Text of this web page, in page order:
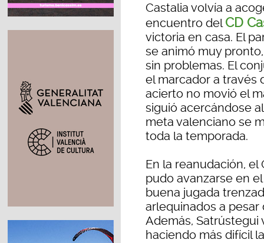
Castalia volvía a
encuentro delCD
victoria en casa. El
se animó muy
sin problemas. El
el marcador a través
acierto no movió el
siguió acercándose
meta valenciano se
toda la temporada.
En la reanudación,
pudo avanzarse en
buena jugada
arlequinados a
Además, Satrústegui
haciendo más difícil